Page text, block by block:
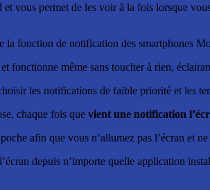
vous permet de les voir à la fois lorsque
fonction de notification des smartphones
même sans toucher à rien,
les notifications de faible priorité et les
chaque fois que vient une notification
afin que vous n’allumez pas l’écran et
depuis n’importe quelle application